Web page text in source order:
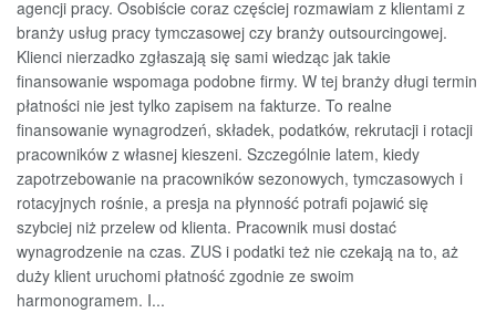
agencji pracy. Osobiście coraz częściej rozmawiam z klientami z
branży usług pracy tymczasowej czy branży outsourcingowej.
Klienci nierzadko zgłaszają się sami wiedząc jak takie
finansowanie wspomaga podobne firmy. W tej branży długi termin
płatności nie jest tylko zapisem na fakturze. To realne
finansowanie wynagrodzeń, składek, podatków, rekrutacji i rotacji
pracowników z własnej kieszeni. Szczególnie latem, kiedy
zapotrzebowanie na pracowników sezonowych, tymczasowych i
rotacyjnych rośnie, a presja na płynność potrafi pojawić się
szybciej niż przelew od klienta. Pracownik musi dostać
wynagrodzenie na czas. ZUS i podatki też nie czekają na to, aż
duży klient uruchomi płatność zgodnie ze swoim
harmonogramem. I...